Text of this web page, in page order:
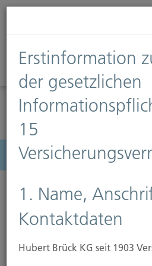
Diese Webseite verwendet
Informationen finden Sie auf
Diese Nachricht nicht
Menü
Erstinformation
der gesetzlichen
15
1. Name,
Kontaktdaten
Hubert Brück KG seit 1903